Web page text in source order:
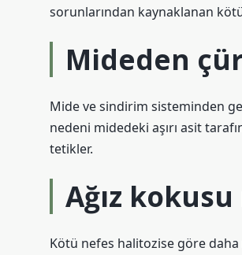
sorunlarından kaynaklanan
Mideden
Mide ve sindirim sisteminden
nedeni midedeki aşırı asit
tetikler.
Ağız
Kötü nefes halitozise göre daha